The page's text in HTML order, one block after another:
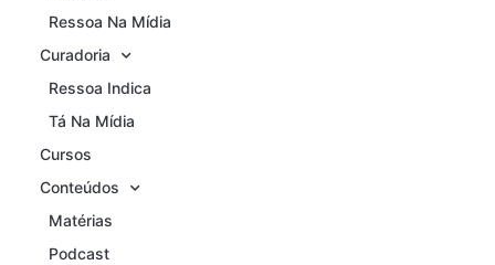
Ressoa Na Mídia
Curadoria
Ressoa Indica
Tá Na Mídia
Cursos
Conteúdos
Matérias
Podcast